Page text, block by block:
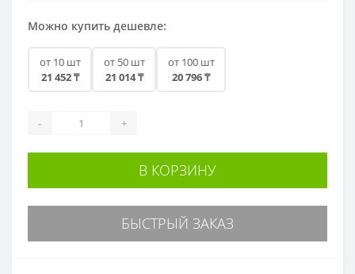
Можно купить дешевле:
от 10 шт
21 452 ₸
от 50 шт
21 014 ₸
от 100 шт
20 796 ₸
- +
В КОРЗИНУ
БЫСТРЫЙ ЗАКАЗ